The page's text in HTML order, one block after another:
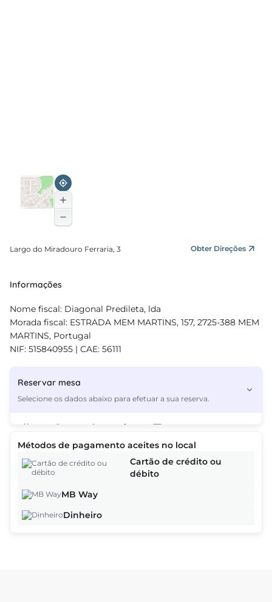
Largo do Miradouro Ferraria, 3 Obter Direções
Informações
Nome fiscal: Diagonal Predileta, lda
Morada fiscal: ESTRADA MEM MARTINS, 157, 2725-388 MEM
MARTINS, Portugal
NIF: 515840955 | CAE: 56111
Reservar mesa
Selecione os dados abaixo para efetuar a sua reserva.
As ofertas baseiam-se na hora, na data e no número de clientes e
podem variar à medida que continua o processo de reserva.
Métodos de pagamento aceites no local
Cartão de crédito ou
débito
MB Way
Dinheiro